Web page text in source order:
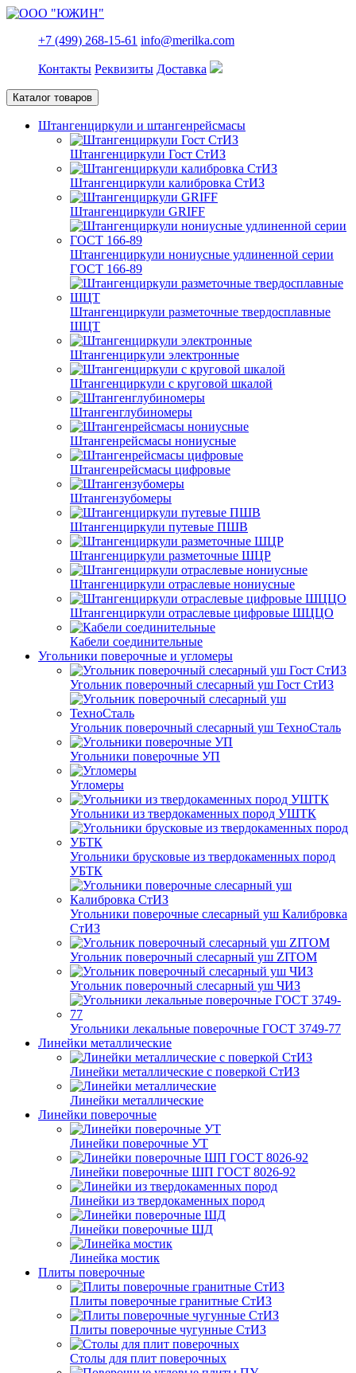
+7 (499) 268-15-61 info@merilka.com
Контакты Реквизиты Доставка
Каталог товаров
Штангенциркули и штангенрейсмасы
Штангенциркули Гост СтИЗ
Штангенциркули калибровка СтИЗ
Штангенциркули GRIFF
Штангенциркули нониусные удлиненной серии
ГОСТ 166-89
Штангенциркули разметочные твердосплавные
ШЦТ
Штангенциркули электронные
Штангенциркули с круговой шкалой
Штангенглубиномеры
Штангенрейсмасы нониусные
Штангенрейсмасы цифровые
Штангензубомеры
Штангенциркули путевые ПШВ
Штангенциркули разметочные ШЦР
Штангенциркули отраслевые нониусные
Штангенциркули отраслевые цифровые ШЦЦО
Кабели соединительные
Угольники поверочные и угломеры
Угольник поверочный слесарный уш Гост СтИЗ
Угольник поверочный слесарный уш ТехноСталь
Угольники поверочные УП
Угломеры
Угольники из твердокаменных пород УШТК
Угольники брусковые из твердокаменных пород
УБТК
Угольники поверочные слесарный уш Калибровка
СтИЗ
Угольник поверочный слесарный уш ZITOM
Угольник поверочный слесарный уш ЧИЗ
Угольники лекальные поверочные ГОСТ 3749-77
Линейки металлические
Линейки металлические с поверкой СтИЗ
Линейки металлические
Линейки поверочные
Линейки поверочные УТ
Линейки поверочные ШП ГОСТ 8026-92
Линейки из твердокаменных пород
Линейки поверочные ШД
Линейка мостик
Плиты поверочные
Плиты поверочные гранитные СтИЗ
Плиты поверочные чугунные СтИЗ
Столы для плит поверочных